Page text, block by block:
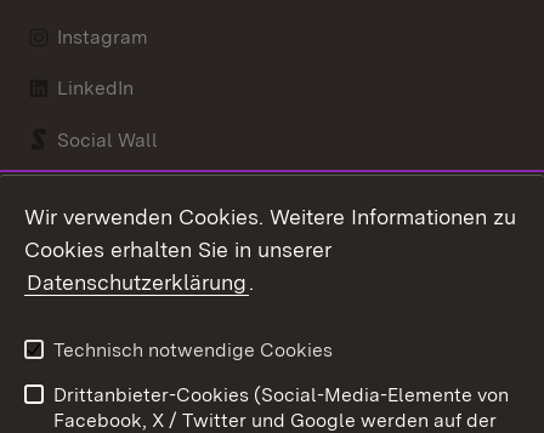
Instagram
LinkedIn
Social Wall
Kontakt
Barrierefreiheit
Impressum
Cookies
Wir verwenden Cookies. Weitere Informationen zu
Cookies erhalten Sie in unserer
Datenschutzerklärung.
Technisch notwendige Cookies
Drittanbieter-Cookies (Social-Media-Elemente von
Facebook, X / Twitter und Google werden auf der